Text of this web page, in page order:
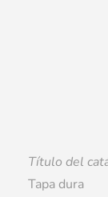
Título del
Tapa dura